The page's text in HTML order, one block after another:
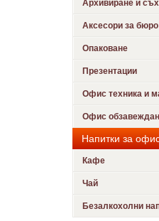
Архивиране и
Аксесори за бюро
Опаковане
Презентации
Офис техника и
Офис
Напитки за
Кафе
Чай
Безалкохолни